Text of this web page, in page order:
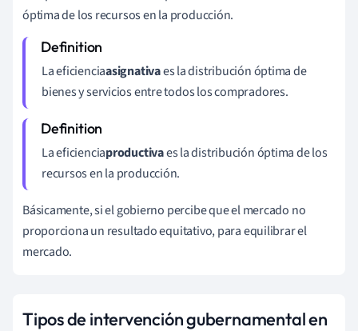
óptima de los recursos en la producción.
La eficienciaasignativaes la distribución óptima de
bienes y servicios entre todos los compradores.
La eficienciaproductivaes la distribución óptima de los
recursos en la producción.
Básicamente, si el gobierno percibe que el mercado no
proporciona un resultado equitativo, para equilibrar el
mercado.
Tipos de intervención gubernamental en